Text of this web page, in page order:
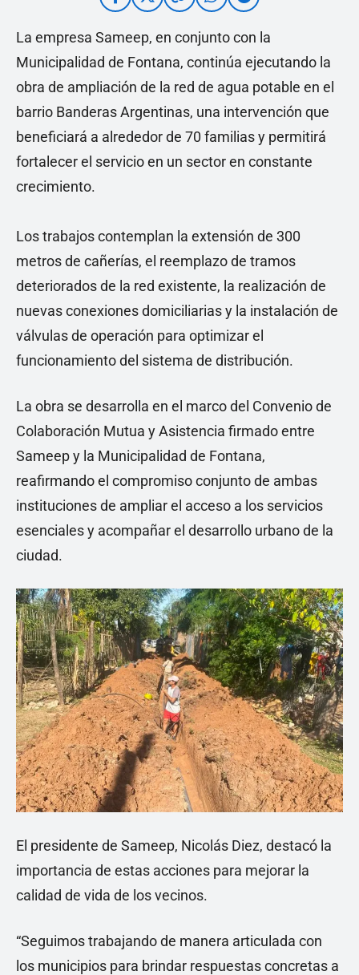
La empresa Sameep, en conjunto con la
Municipalidad de Fontana, continúa ejecutando la
obra de ampliación de la red de agua potable en el
barrio Banderas Argentinas, una intervención que
beneficiará a alrededor de 70 familias y permitirá
fortalecer el servicio en un sector en constante
crecimiento.
Los trabajos contemplan la extensión de 300
metros de cañerías, el reemplazo de tramos
deteriorados de la red existente, la realización de
nuevas conexiones domiciliarias y la instalación de
válvulas de operación para optimizar el
funcionamiento del sistema de distribución.
La obra se desarrolla en el marco del Convenio de
Colaboración Mutua y Asistencia firmado entre
Sameep y la Municipalidad de Fontana,
reafirmando el compromiso conjunto de ambas
instituciones de ampliar el acceso a los servicios
esenciales y acompañar el desarrollo urbano de la
ciudad.
El presidente de Sameep, Nicolás Diez, destacó la
importancia de estas acciones para mejorar la
calidad de vida de los vecinos.
“Seguimos trabajando de manera articulada con
los municipios para brindar respuestas concretas a